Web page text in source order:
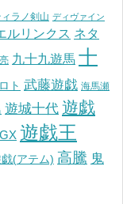
ィラノ剣山 ディヴァイン
ルリンクス ネタ
九十九遊馬 十
ト 武藤遊戯 海馬瀬
遊城十代 遊戯
遊戯王
(アテム) 高騰 鬼